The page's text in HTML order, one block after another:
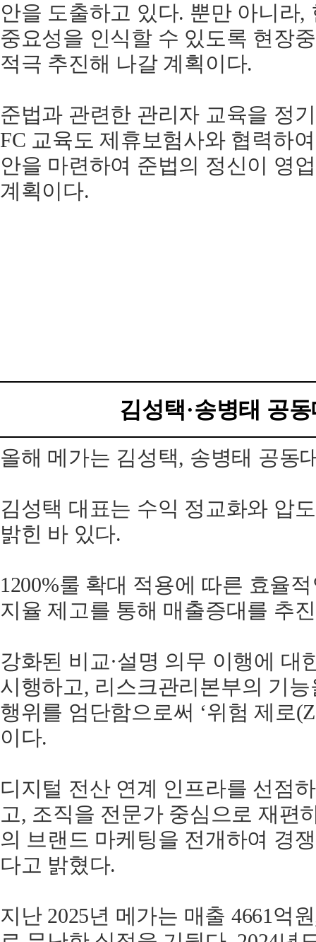
안을 도출하고 있다. 뿐만 아니라,
중요성을 인식할 수 있도록 현장
적극 추진해 나갈 계획이다.
준법과 관련한 관리자 교육을 정
FC 교육도 제휴보험사와 협력하
안을 마련하여 준법의 정신이 영
계획이다.
김성택·송병태 공
올해 메가는 김성택, 송병태 공동
김성택 대표는 수익 정교화와 압
밝힌 바 있다.
1200%룰 확대 적용에 따른 효율
지율 제고를 통해 매출증대를 추
강화된 비교·설명 의무 이행에 대
시행하고, 리스크관리본부의 기
행위를 엄단함으로써 ‘위험 제로
이다.
디지털 전산 연계 인프라를 선점
고, 조직을 전문가 중심으로 재편
의 브랜드 마케팅을 전개하여 경
다고 밝혔다.
지난 2025년 메가는 매출 4661억